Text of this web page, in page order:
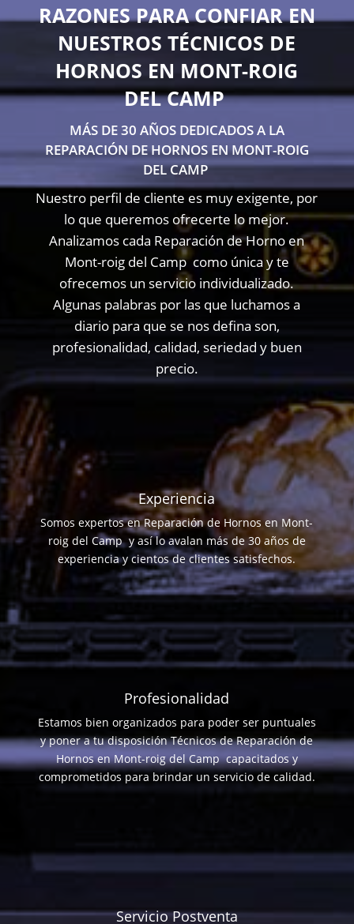
RAZONES PARA CONFIAR EN
NUESTROS TÉCNICOS DE
HORNOS EN MONT-ROIG
DEL CAMP
MÁS DE 30 AÑOS DEDICADOS A LA
REPARACIÓN DE HORNOS EN MONT-ROIG
DEL CAMP
Nuestro perfil de cliente es muy exigente, por
lo que queremos ofrecerte lo mejor.
Analizamos cada Reparación de Horno en
Mont-roig del Camp como única y te
ofrecemos un servicio individualizado.
Algunas palabras por las que luchamos a
diario para que se nos defina son,
profesionalidad, calidad, seriedad y buen
precio.
Experiencia
Somos expertos en Reparación de Hornos en Mont-
roig del Camp y así lo avalan más de 30 años de
experiencia y cientos de clientes satisfechos.
Profesionalidad
Estamos bien organizados para poder ser puntuales
y poner a tu disposición Técnicos de Reparación de
Hornos en Mont-roig del Camp capacitados y
comprometidos para brindar un servicio de calidad.
Servicio Postventa